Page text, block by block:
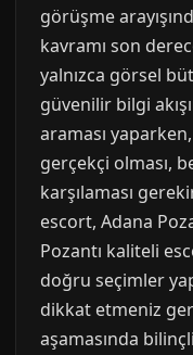
görüşme
kavramı son
yalnızca görsel
güvenilir bilgi
araması yaparken,
gerçekçi olması,
karşılaması
escort, Adana
Pozantı kaliteli
doğru seçimler
dikkat etmeniz
aşamasında